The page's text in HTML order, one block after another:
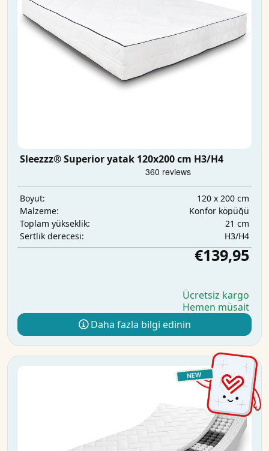
Sleezzz® Superior yatak 120x200 cm H3/H4
Boyut:
120 x 200 cm
Malzeme:
Konfor köpüğü
Toplam yükseklik:
21 cm
Sertlik derecesi:
H3/H4
€139,95
Ücretsiz kargo
Hemen müsait
Daha fazla bilgi edinin